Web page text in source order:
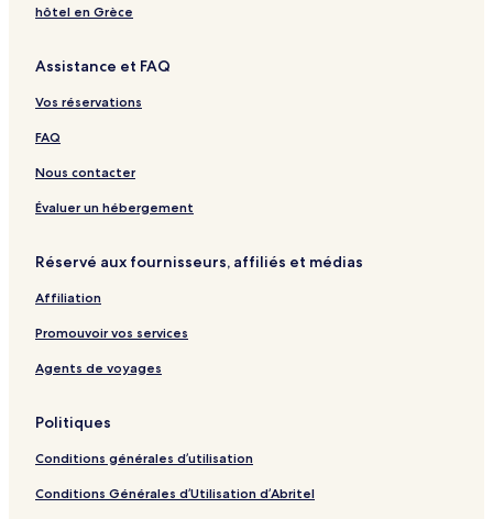
W
a
a
t
u
a
m
o
t
A
o
K
m
a
m
o
o
o
s
a
k
R
e
s
r
n
r
o
H
o
t
l
s
o
u
d
hôtel en Grèce
Assistance et FAQ
Vos réservations
FAQ
Nous contacter
Évaluer un hébergement
Réservé aux fournisseurs, affiliés et médias
Affiliation
Promouvoir vos services
Agents de voyages
Politiques
Conditions générales d’utilisation
Conditions Générales d’Utilisation d’Abritel